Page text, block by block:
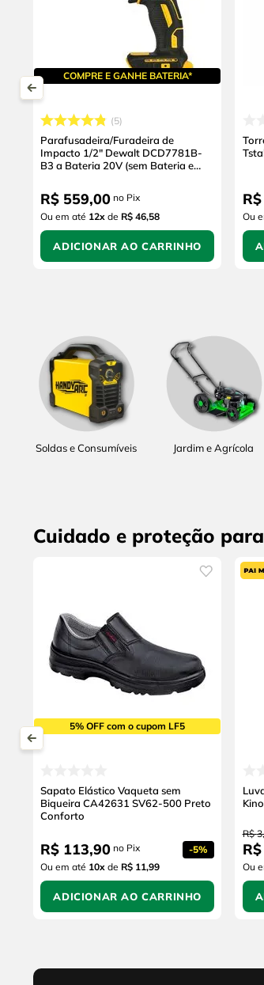
COMPRE E GANHE BATERIA*
5
Parafusadeira/Furadeira de
Impacto 1/2" Dewalt DCD7781B-
B3 a Bateria 20V (sem Bateria e
R$ 559,00 no Pix
Ou em até 12x de R$ 46,58
ADICIONAR AO CARRINHO
R$
Ou
Soldas e Consumíveis Jardim e Agrícola
Cuidado e proteção
5% OFF com o cupom LF5
Sapato Elástico Vaqueta sem
Biqueira CA42631 SV62-500 Preto
Conforto
R$ 113,90 no Pix -5%
Ou em até 10x de R$ 11,99
ADICIONAR AO CARRINHO
R$ 3,
R$
Ou